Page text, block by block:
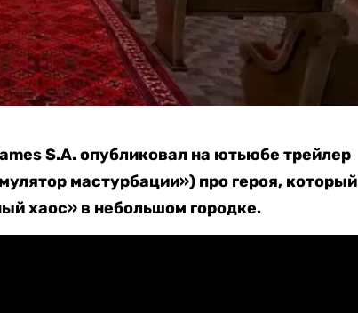
S.A. опубликовал на ютьюбе трейлер
мастурбации») про героя, который
хаос» в небольшом городке.